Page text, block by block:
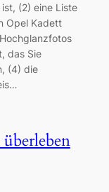
(2) eine Liste
Opel Kadett
das Sie
(4) die